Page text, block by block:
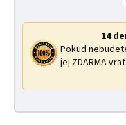
14
Pokud
jej ZDARMA